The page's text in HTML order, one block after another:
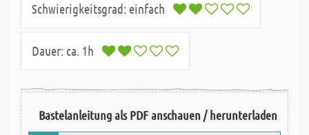
Schwierigkeitsgrad: einfach
Dauer: ca. 1h
Bastelanleitung als PDF anschauen / herunterladen